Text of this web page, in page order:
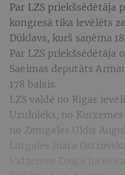
Par LZS
kongresā tika ievēlēts
Dūklavs, kurš saņēma
Par LZS priekšsēdētāja
Saeimas deputāts
178 balsis.
LZS valdē no Rīgas
Uzulnieks, no
no Zemgales Uldis
Latgales Ināra